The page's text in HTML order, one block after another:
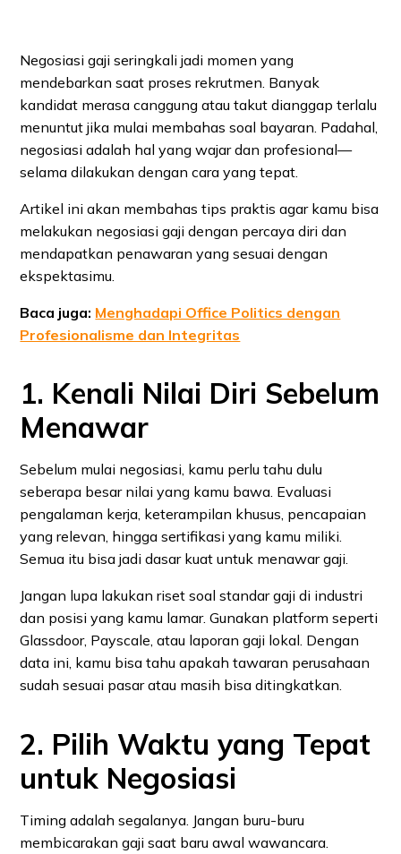
Negosiasi gaji seringkali jadi momen yang
mendebarkan saat proses rekrutmen. Banyak
kandidat merasa canggung atau takut dianggap terlalu
menuntut jika mulai membahas soal bayaran. Padahal,
negosiasi adalah hal yang wajar dan profesional—
selama dilakukan dengan cara yang tepat.
Artikel ini akan membahas tips praktis agar kamu bisa
melakukan negosiasi gaji dengan percaya diri dan
mendapatkan penawaran yang sesuai dengan
ekspektasimu.
Baca juga: Menghadapi Office Politics dengan
Profesionalisme dan Integritas
1. Kenali Nilai Diri Sebelum
Menawar
Sebelum mulai negosiasi, kamu perlu tahu dulu
seberapa besar nilai yang kamu bawa. Evaluasi
pengalaman kerja, keterampilan khusus, pencapaian
yang relevan, hingga sertifikasi yang kamu miliki.
Semua itu bisa jadi dasar kuat untuk menawar gaji.
Jangan lupa lakukan riset soal standar gaji di industri
dan posisi yang kamu lamar. Gunakan platform seperti
Glassdoor, Payscale, atau laporan gaji lokal. Dengan
data ini, kamu bisa tahu apakah tawaran perusahaan
sudah sesuai pasar atau masih bisa ditingkatkan.
2. Pilih Waktu yang Tepat
untuk Negosiasi
Timing adalah segalanya. Jangan buru-buru
membicarakan gaji saat baru awal wawancara.